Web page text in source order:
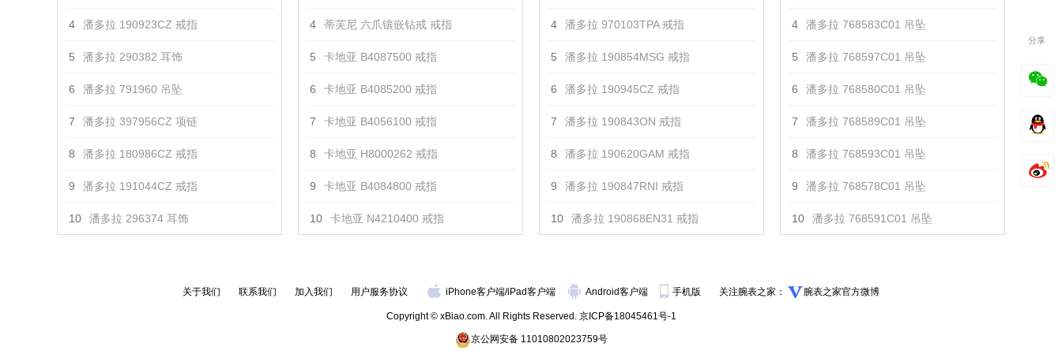
4 潘多拉 190923CZ 戒指
5 潘多拉 290382 耳饰
6 潘多拉 791960 吊坠
7 潘多拉 397956CZ 项链
8 潘多拉 180986CZ 戒指
9 潘多拉 191044CZ 戒指
10 潘多拉 296374 耳饰
4 蒂芙尼 六爪镶嵌钻戒 戒指
5 卡地亚 B4087500 戒指
6 卡地亚 B4085200 戒指
7 卡地亚 B4056100 戒指
8 卡地亚 H8000262 戒指
9 卡地亚 B4084800 戒指
10 卡地亚 N4210400 戒指
4 潘多拉 970103TPA 戒指
5 潘多拉 190854MSG 戒指
6 潘多拉 190945CZ 戒指
7 潘多拉 190843ON 戒指
8 潘多拉 190620GAM 戒指
9 潘多拉 190847RNI 戒指
10 潘多拉 190868EN31 戒指
4 潘多拉 768583C01 吊坠
5 潘多拉 768597C01 吊坠
6 潘多拉 768580C01 吊坠
7 潘多拉 768589C01 吊坠
8 潘多拉 768593C01 吊坠
9 潘多拉 768578C01 吊坠
10 潘多拉 768591C01 吊坠
关于我们 联系我们 加入我们 用户服务协议 iPhone客户端/iPad客户端 Android客户端 手机版 关注腕表之家： 腕表之家官方微博
Copyright © xBiao.com. All Rights Reserved. 京ICP备18045461号-1
京公网安备 11010802023759号
分享